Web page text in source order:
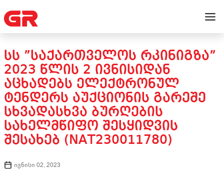
ᲡᲡ ”ᲡᲐᲥᲐᲠᲗᲕᲔᲚᲝᲡ ᲠᲙᲘᲜᲘᲒᲖᲐ”
2023 ᲬᲚᲘᲡ 2 ᲘᲕᲜᲘᲡᲘᲓᲐᲜ
ᲐᲪᲮᲐᲓᲔᲑᲡ ᲔᲚᲔᲥᲢᲠᲝᲜᲣᲚ
ᲢᲔᲜᲓᲔᲠᲡ ᲐᲣᲥᲪᲘᲝᲜᲘᲡ ᲒᲐᲠᲔᲨᲔ
ᲡᲮᲕᲐᲓᲐᲡᲮᲕᲐ ᲑᲣᲠᲦᲔᲑᲘᲡ
ᲡᲐᲮᲔᲚᲛᲬᲘᲤᲝ ᲨᲔᲡᲧᲘᲓᲕᲘᲡ
ᲨᲔᲡᲐᲮᲔᲑ (NAT230011780)
ივნისი 02, 2023